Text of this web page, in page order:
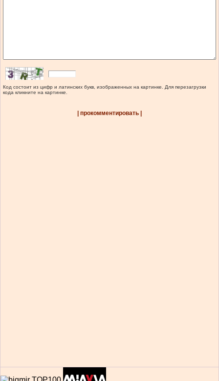
Код состоит из цифр и латинских букв, изображенных на картинке. Для перезагрузки
кода кликните на картинке.
| прокомментировать |